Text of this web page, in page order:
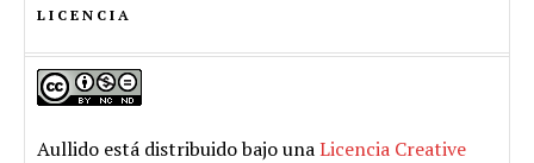
LICENCIA
Aullido está distribuido bajo unaLicencia Creative